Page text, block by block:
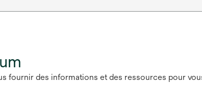
fournir des informations et des ressources pour